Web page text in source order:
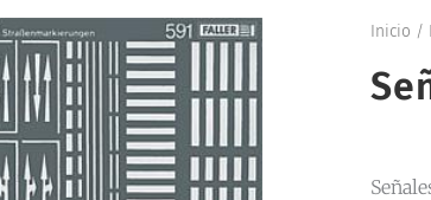
Inicio /